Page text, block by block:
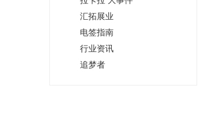
汇拓展业
电签指南
行业资讯
追梦者